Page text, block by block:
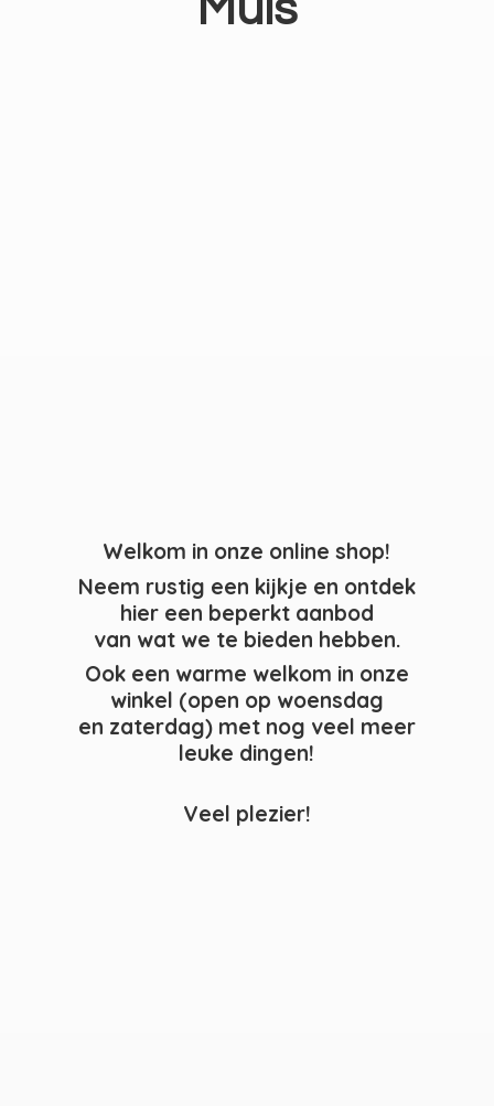
Welkom in onze online shop!
Neem rustig een kijkje en ontdek
hier een beperkt aanbod
van wat we te bieden hebben.
Ook een warme welkom in onze
winkel (open op woensdag
en zaterdag) met nog veel meer
leuke dingen!
Veel plezier!